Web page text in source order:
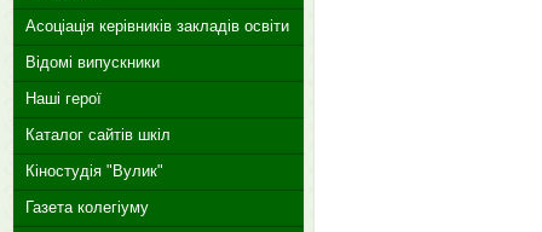
Асоціація керівників закладів освіти
Відомі випускники
Наші герої
Каталог сайтів шкіл
Кіностудія "Вулик"
Газета колегіуму